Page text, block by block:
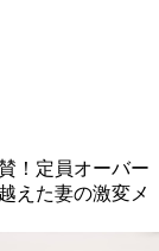
！定員オーバー
えた妻の激変メ